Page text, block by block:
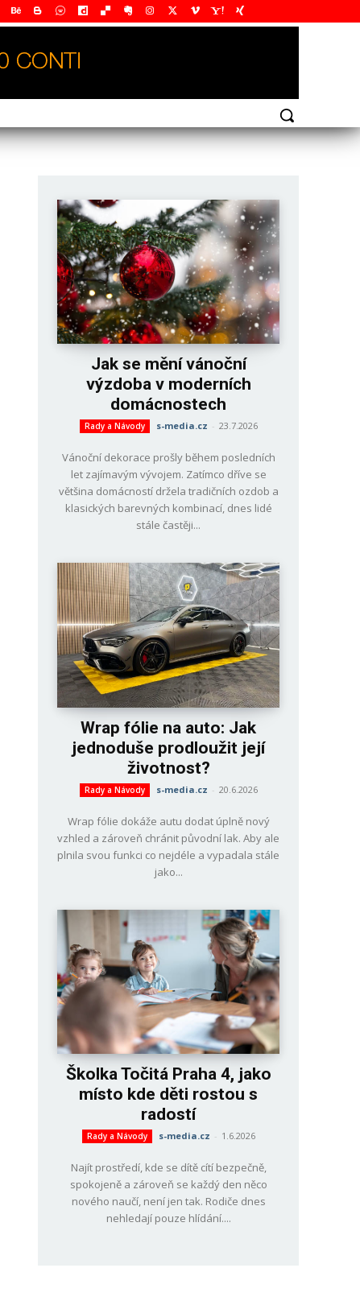
Jak se mění vánoční
výzdoba v moderních
domácnostech
Rady a Návody s-media.cz - 23.7.2026
Vánoční dekorace prošly během posledních
let zajímavým vývojem. Zatímco dříve se
většina domácností držela tradičních ozdob a
klasických barevných kombinací, dnes lidé
stále častěji...
Wrap fólie na auto: Jak
jednoduše prodloužit její
životnost?
Rady a Návody s-media.cz - 20.6.2026
Wrap fólie dokáže autu dodat úplně nový
vzhled a zároveň chránit původní lak. Aby ale
plnila svou funkci co nejdéle a vypadala stále
jako...
Školka Točitá Praha 4, jako
místo kde děti rostou s
radostí
Rady a Návody s-media.cz - 1.6.2026
Najít prostředí, kde se dítě cítí bezpečně,
spokojeně a zároveň se každý den něco
nového naučí, není jen tak. Rodiče dnes
nehledají pouze hlídání....